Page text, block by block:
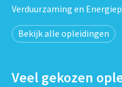
Verduurzaming en
Bekijk alle opleidingen
Veel gekozen